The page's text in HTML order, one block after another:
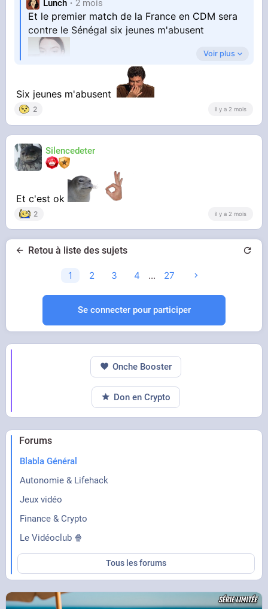
Lunch 2 mois
Et le premier match de la France en CDM sera
contre le Sénégal six jeunes m'abusent
Voir plus
Six jeunes m'abusent
2 il y a 2 mois
Silencedeter
Et c'est ok
2 il y a 2 mois
Retou à liste des sujets
1 2 3 4 ... 27
Se connecter pour participer
Forums
Blabla Général
Autonomie & Lifehack
Jeux vidéo
Finance & Crypto
Le Vidéoclub 🍿
Tous les forums
Onche Booster
Don en Crypto